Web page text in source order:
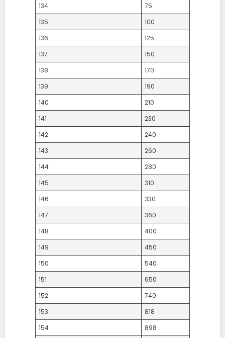
134
75
135
100
136
125
137
150
138
170
139
190
140
210
141
230
142
240
143
260
144
280
145
310
146
330
147
360
148
400
149
450
150
540
151
650
152
740
153
818
154
898